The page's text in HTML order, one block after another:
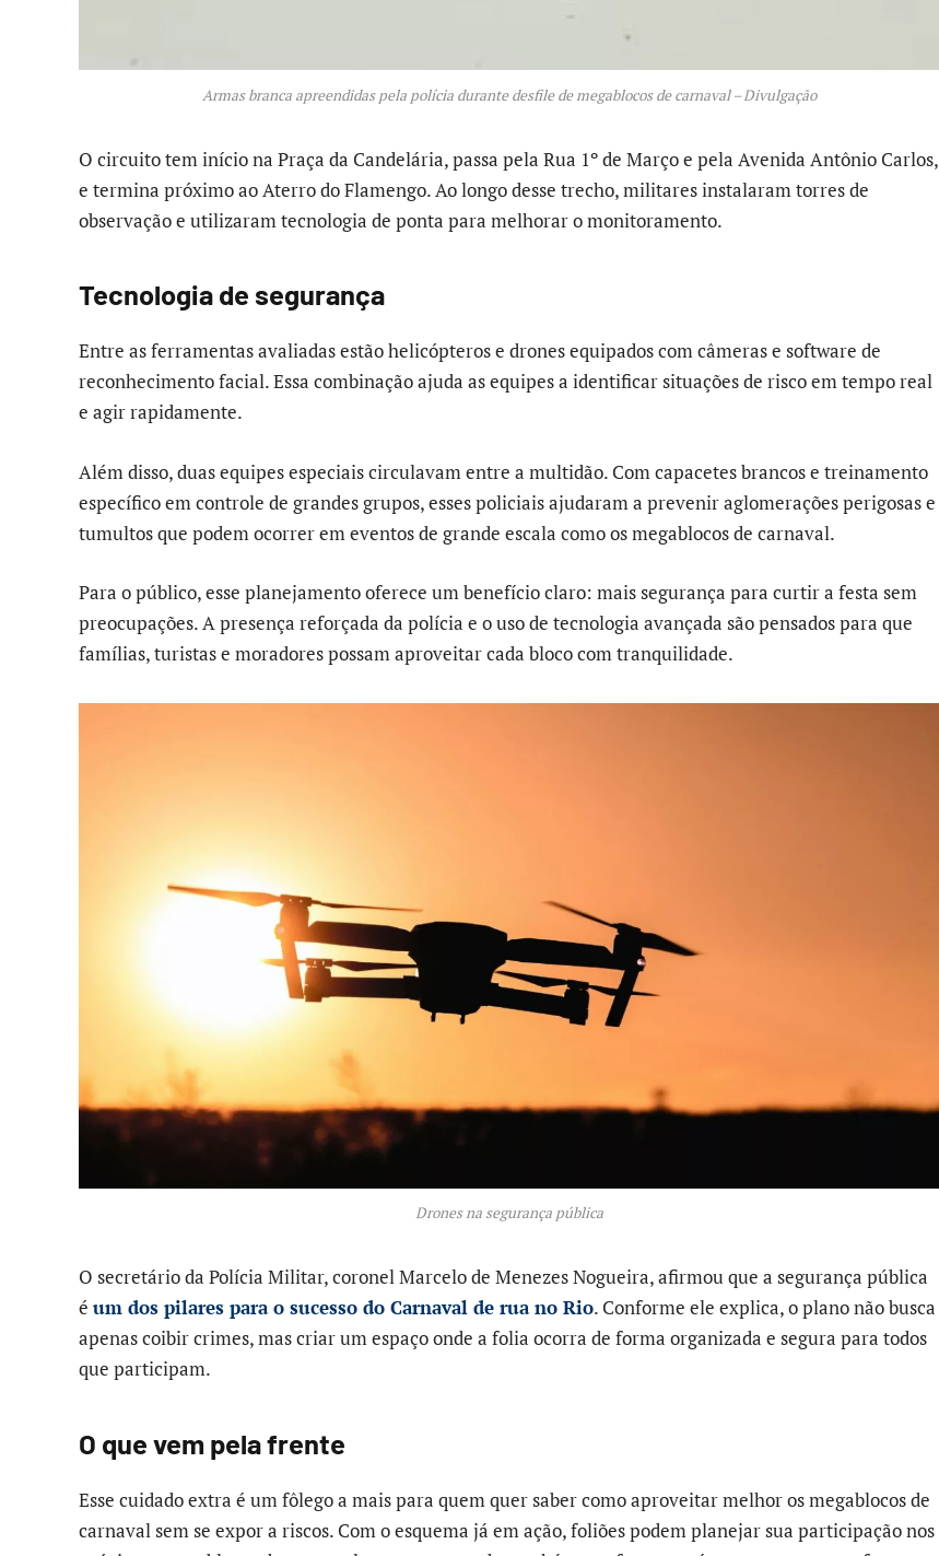
Armas branca apreendidas pela polícia durante desfile de megablocos de carnaval – Divulgação
O circuito tem início na Praça da Candelária, passa pela Rua 1º de Março e pela Avenida Antônio Carlos,
e termina próximo ao Aterro do Flamengo. Ao longo desse trecho, militares instalaram torres de
observação e utilizaram tecnologia de ponta para melhorar o monitoramento.
Tecnologia de segurança
Entre as ferramentas avaliadas estão helicópteros e drones equipados com câmeras e software de
reconhecimento facial. Essa combinação ajuda as equipes a identificar situações de risco em tempo real
e agir rapidamente.
Além disso, duas equipes especiais circulavam entre a multidão. Com capacetes brancos e treinamento
específico em controle de grandes grupos, esses policiais ajudaram a prevenir aglomerações perigosas e
tumultos que podem ocorrer em eventos de grande escala como os megablocos de carnaval.
Para o público, esse planejamento oferece um benefício claro: mais segurança para curtir a festa sem
preocupações. A presença reforçada da polícia e o uso de tecnologia avançada são pensados para que
famílias, turistas e moradores possam aproveitar cada bloco com tranquilidade.
Drones na segurança pública
O secretário da Polícia Militar, coronel Marcelo de Menezes Nogueira, afirmou que a segurança pública
é um dos pilares para o sucesso do Carnaval de rua no Rio. Conforme ele explica, o plano não busca
apenas coibir crimes, mas criar um espaço onde a folia ocorra de forma organizada e segura para todos
que participam.
O que vem pela frente
Esse cuidado extra é um fôlego a mais para quem quer saber como aproveitar melhor os megablocos de
carnaval sem se expor a riscos. Com o esquema já em ação, foliões podem planejar sua participação nos